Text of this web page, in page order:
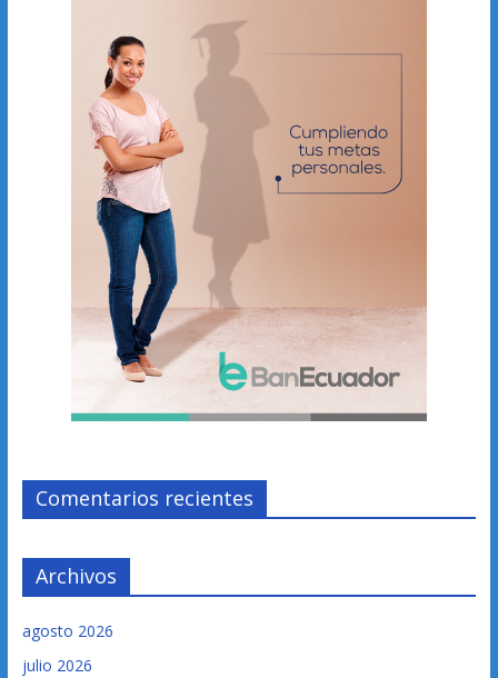
Comentarios recientes
Archivos
agosto 2026
julio 2026